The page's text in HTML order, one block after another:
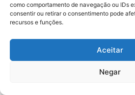
como comportamento de navegação ou IDs
consentir ou retirar o consentimento pode
recursos e funções.
Aceitar
Negar
Acidente: A caminho
professora se envolve